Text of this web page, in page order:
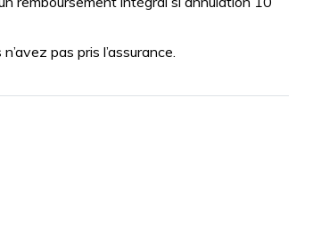
pas pris l’assurance.